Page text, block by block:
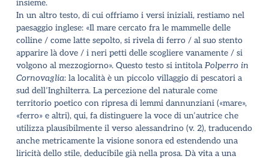
insieme.
In un altro testo, di cui offriamo i versi iniziali, restiamo nel
paesaggio inglese: «Il mare cercato fra le mammelle delle
colline / come latte sepolto, si rivela di ferro / al suo stento
apparire là dove / i neri petti delle scogliere vanamente / si
volgono al mezzogiorno». Questo testo si intitola Polperro in
Cornovaglia: la località è un piccolo villaggio di pescatori a
sud dell’Inghilterra. La percezione del naturale come
territorio poetico con ripresa di lemmi dannunziani («mare»,
«ferro» e altri), qui, fa distinguere la voce di un’autrice che
utilizza plausibilmente il verso alessandrino (v. 2), traducendo
anche metricamente la visione sonora ed estendendo una
liricità dello stile, deducibile già nella prosa. Dà vita a una